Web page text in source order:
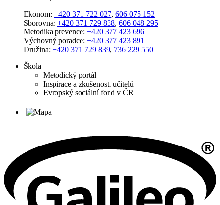
Ekonom: +420 371 722 027, 606 075 152
Sborovna: +420 371 729 838, 606 048 295
Metodika prevence: +420 377 423 696
Výchovný poradce: +420 377 423 891
Družina: +420 371 729 839, 736 229 550
Škola
Metodický portál
Inspirace a zkušenosti učitelů
Evropský sociální fond v ČR